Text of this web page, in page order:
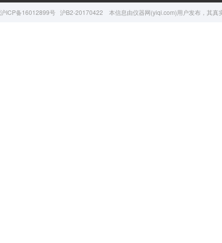
技术资料
超纯水硼Boron分析仪
沪ICP备16012899号 沪B2-20170422 本信息由仪器网(yiqi.com)用户发布，其真